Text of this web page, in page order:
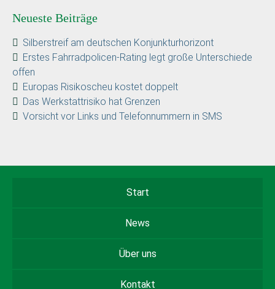
Neueste Beiträge
Silberstreif am deutschen Konjunkturhorizont
Erstes Fahrradpolicen-Rating legt große Unterschiede
offen
Europas Risikoscheu kostet doppelt
Das Werkstattrisiko hat Grenzen
Vorsicht vor Links und Telefonnummern in SMS
Start
News
Über uns
Kontakt